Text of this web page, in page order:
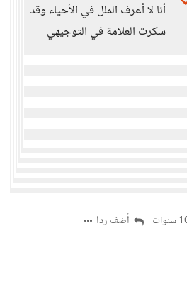
أنا لا أعرف الملل في الأحياء وقد
سكرت العلامة في التوجيهي
أضف ردا